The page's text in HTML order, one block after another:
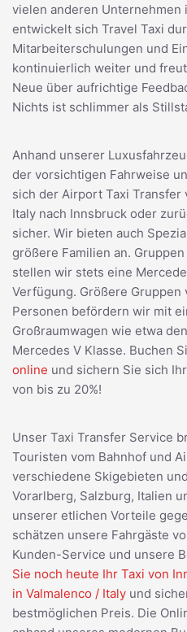
vielen anderen Unternehmen
entwickelt sich Travel Taxi
Mitarbeiterschulungen und
kontinuierlich weiter und
Neue über aufrichtige
Nichts ist schlimmer als
Anhand unserer
der vorsichtigen Fahrweise
sich der Airport Taxi Transfer
Italy nach Innsbruck oder
sicher. Wir bieten auch
größere Familien an.
stellen wir stets eine
Verfügung. Größere Gruppen
Personen befördern wir mit
Großraumwagen wie etwa
Mercedes V Klasse. Buchen
online und sichern Sie sich
von bis zu 20%!
Unser Taxi Transfer Service
Touristen vom Bahnhof und
verschiedene Skigebieten
Vorarlberg, Salzburg, Italien
unserer etlichen Vorteile
schätzen unsere Fahrgäste
Kunden-Service und unsere
Sie noch heute Ihr Taxi von
in Valmalenco / Italy und
bestmöglichen Preis. Die